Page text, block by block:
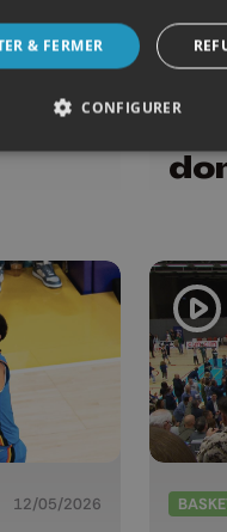
de
la
la
12/05/2026
& FERMER
CONFIGURER